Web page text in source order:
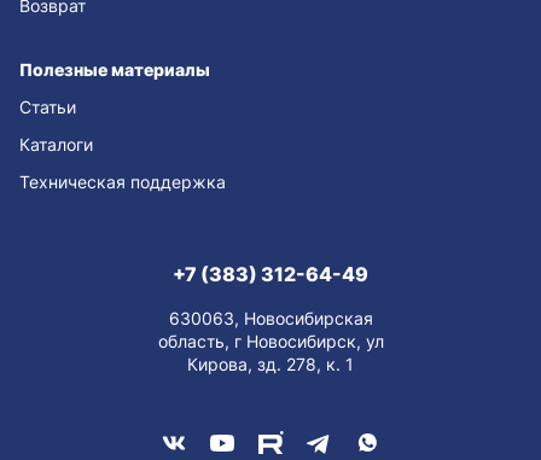
Возврат
Полезные материалы
Статьи
Каталоги
Техническая поддержка
+7 (383) 312-64-49
630063, Новосибирская
область, г Новосибирск, ул
Кирова, зд. 278, к. 1